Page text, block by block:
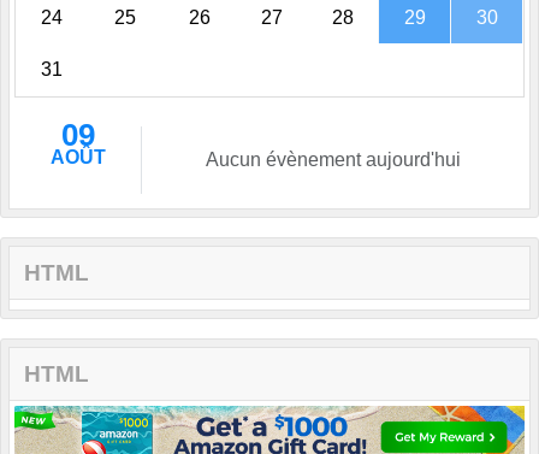
24 25 26 27 28 29 30
31
09
AOÛT Aucun évènement aujourd'hui
HTML
HTML